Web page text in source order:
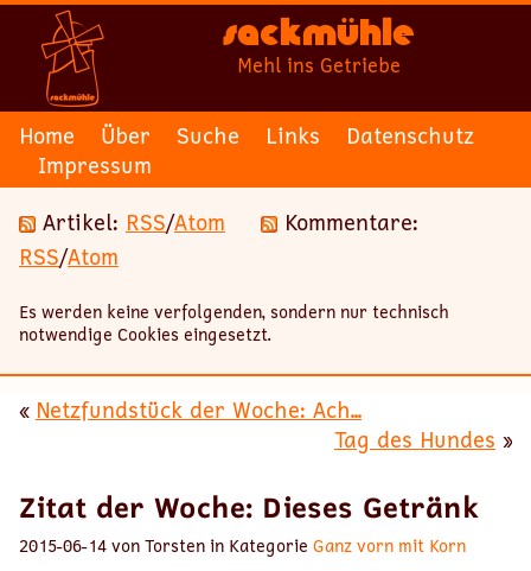
Sackmühle
Mehl ins Getriebe
Home Über Suche Links
Datenschutz
Impressum
Artikel: RSS/Atom
Kommentare:
RSS/Atom
Es werden keine verfolgenden, sondern nur technisch
notwendige Cookies eingesetzt.
« Netzfundstück der Woche: Ach...
Tag des Hundes »
Zitat der Woche: Dieses Getränk
2015-06-14 von Torsten in Kategorie Ganz vorn mit Korn